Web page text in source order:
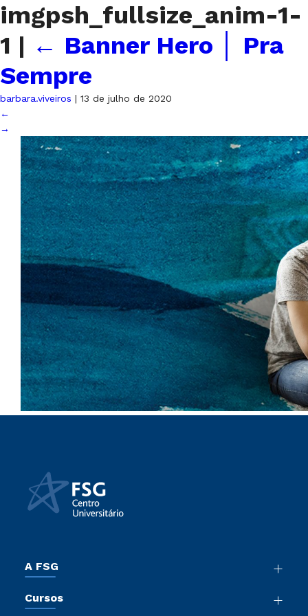
imgpsh_fullsize_anim-1-
1 | ← Banner Hero │ Pra
Sempre
barbara.viveiros | 13 de julho de 2020
←
→
A FSG
Sala de Imprensa
Cursos